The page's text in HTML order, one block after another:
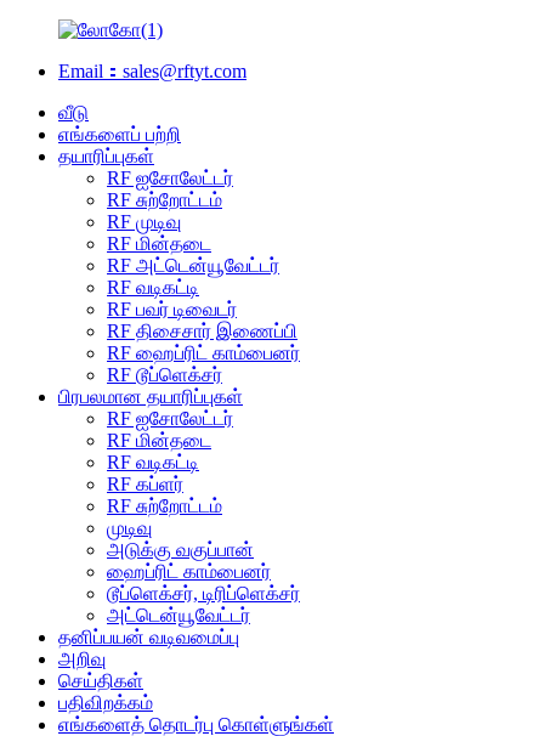
Email：sales@rftyt.com
வீடு
எங்களைப் பற்றி
தயாரிப்புகள்
RF ஐசோலேட்டர்
RF சுற்றோட்டம்
RF முடிவு
RF மின்தடை
RF அட்டென்யூவேட்டர்
RF வடிகட்டி
RF பவர் டிவைடர்
RF திசைசார் இணைப்பி
RF ஹைப்ரிட் காம்பைனர்
RF டூப்ளெக்சர்
பிரபலமான தயாரிப்புகள்
RF ஐசோலேட்டர்
RF மின்தடை
RF வடிகட்டி
RF கப்ளர்
RF சுற்றோட்டம்
முடிவு
அடுக்கு வகுப்பான்
ஹைப்ரிட் காம்பைனர்
டூப்ளெக்சர், டிரிப்ளெக்சர்
அட்டென்யூவேட்டர்
தனிப்பயன் வடிவமைப்பு
அறிவு
செய்திகள்
பதிவிறக்கம்
எங்களைத் தொடர்பு கொள்ளுங்கள்